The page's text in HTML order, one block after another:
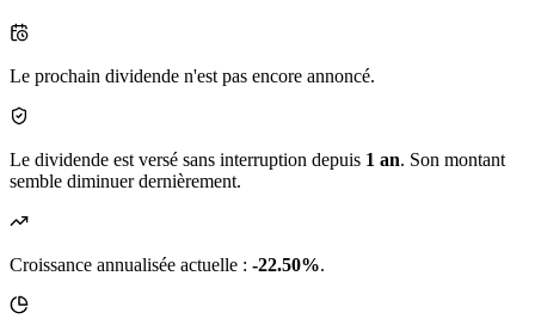
Le prochain dividende n'est pas encore annoncé.
Le dividende est versé sans interruption depuis 1 an. Son montant
semble diminuer dernièrement.
Croissance annualisée actuelle : -22.50%.